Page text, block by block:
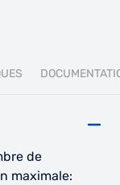
de
maximale: